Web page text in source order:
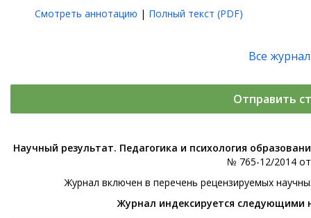
Смотреть аннотацию | Полный текст (PDF)
Все
Отправить
Научный результат. Педагогика и психология
№ 765-12/2014
Журнал включен в перечень рецензируемых
Журнал индексируется